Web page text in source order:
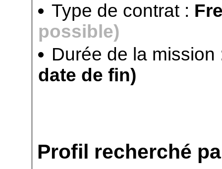
Type de contrat :
possible)
Durée de la
date de fin)
Profil recherché